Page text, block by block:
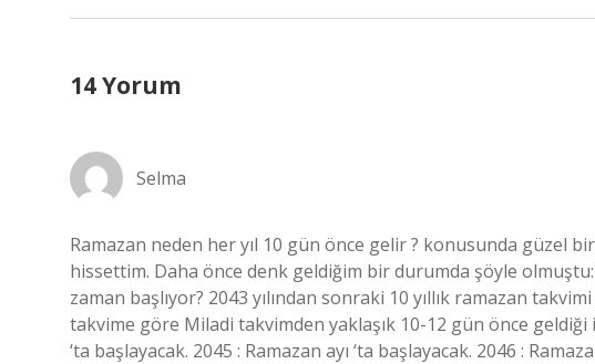
14 Yorum
Selma
Ramazan neden her yıl 10 gün önce gelir ? konusunda güzel
hissettim. Daha önce denk geldiğim bir durumda şöyle olmuştu:
zaman başlıyor? 2043 yılından sonraki 10 yıllık ramazan
takvime göre Miladi takvimden yaklaşık 10-12 gün önce
‘ta başlayacak. 2045 : Ramazan ayı ‘ta başlayacak. 2046 :